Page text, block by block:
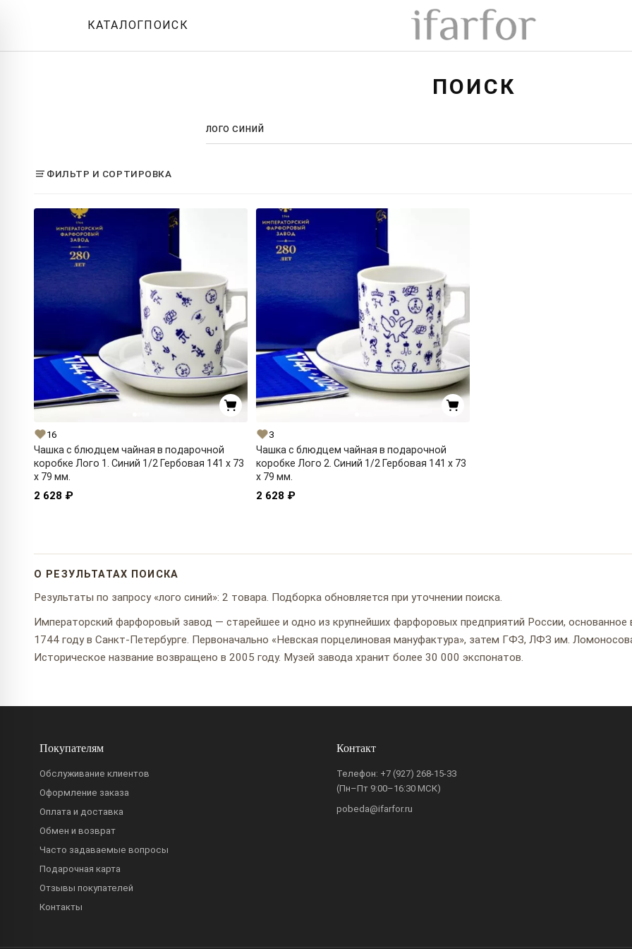
КАТАЛОГПОИСК
ПОИСК
ФИЛЬТР И СОРТИРОВКА
16
Чашка с блюдцем чайная в подарочной
коробке Лого 1. Синий 1/2 Гербовая 141 x 73
x 79 мм.
2 628 ₽
3
Чашка с блюдцем чайная в подарочной
коробке Лого 2. Синий 1/2 Гербовая 141 x 73
x 79 мм.
2 628 ₽
О РЕЗУЛЬТАТАХ ПОИСКА
Результаты по запросу «лого синий»: 2 товара. Подборка обновляется при уточнении поиска.
Императорский фарфоровый завод — старейшее и одно из крупнейших фарфоровых предприятий России, основанное
1744 году в Санкт-Петербурге. Первоначально «Невская порцелиновая мануфактура», затем ГФЗ, ЛФЗ им.
Историческое название возвращено в 2005 году. Музей завода хранит более 30 000 экспонатов.
Покупателям
Обслуживание клиентов
Оформление заказа
Оплата и доставка
Обмен и возврат
Часто задаваемые вопросы
Подарочная карта
Отзывы покупателей
Контакты
Контакт
Телефон: +7 (927) 268-15-33
(Пн–Пт 9:00–16:30 МСК)
pobeda@ifarfor.ru